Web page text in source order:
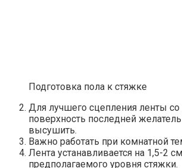
Подготовка пола к стяжке
Для лучшего сцепления ленты со
поверхность последней
высушить.
Важно работать при комнатной
Лента устанавливается на 1,5-2
предполагаемого уровня стяжки.